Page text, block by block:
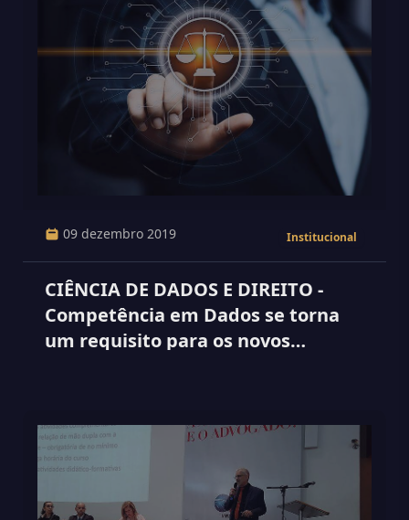
09 dezembro 2019 Institucional
CIÊNCIA DE DADOS E DIREITO -
Competência em Dados se torna
um requisito para os novos